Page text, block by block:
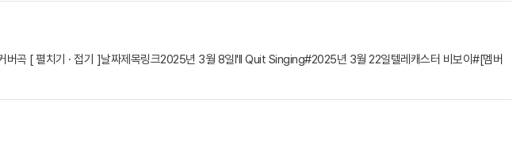
곡 [ 펼치기 · 접기 ]날짜제목링크2025년 3월 8일I'll Quit Singing#2025년 3월 22일텔레캐스터 비보이#[멤버